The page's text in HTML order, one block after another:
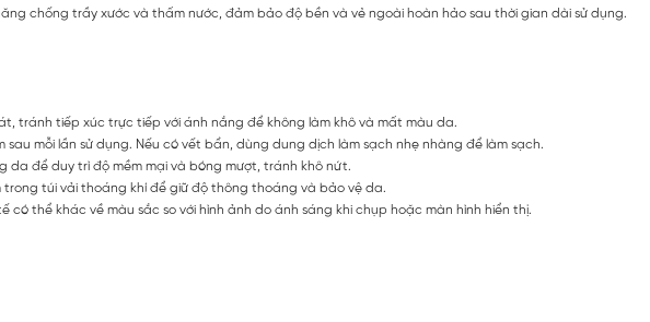
chống trầy xước và thấm nước, đảm bảo độ bền và vẻ ngoài hoàn hảo sau thời gian dài sử dụng.
tránh tiếp xúc trực tiếp với ánh nắng để không làm khô và mất màu da.
sau mỗi lần sử dụng. Nếu có vết bẩn, dùng dung dịch làm sạch nhẹ nhàng để làm sạch.
da để duy trì độ mềm mại và bóng mượt, tránh khô nứt.
trong túi vải thoáng khí để giữ độ thông thoáng và bảo vệ da.
thể khác về màu sắc so với hình ảnh do ánh sáng khi chụp hoặc màn hình hiển thị.